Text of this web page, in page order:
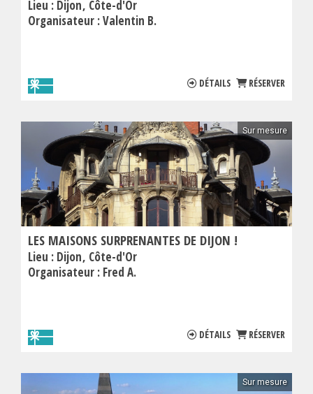
Lieu : Dijon Côte-d'Or
Organisateur :Valentin B.
DÉTAILS RÉSERVER
Sur mesure
LES MAISONS SURPRENANTES DE DIJON !
Lieu : Dijon Côte-d'Or
Organisateur : Fred A.
DÉTAILS RÉSERVER
Sur mesure